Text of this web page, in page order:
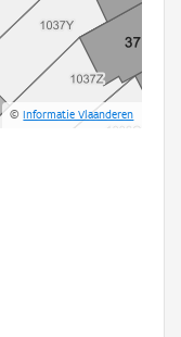
©Informatie Vlaanderen